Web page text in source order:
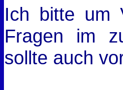
Ich bitte um
Fragen im
sollte auch